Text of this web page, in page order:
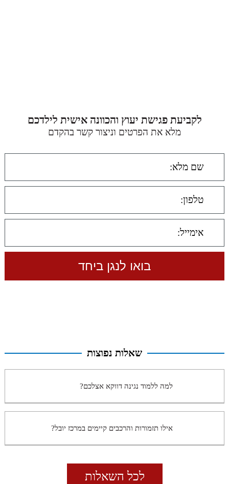
לקביעת פגישת יעוץ והכוונה אישית לילדכם
מלא את הפרטים וניצור קשר בהקדם
שאלות נפוצות
למה ללמוד נגינה דווקא אצלכם?
אילו תזמורות והרכבים קיימים במרכז יובל?
לכל השאלות